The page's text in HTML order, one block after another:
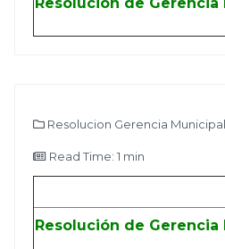
Resolucion Gerencia
Read Time: 1 min
Resolución de Gerencia